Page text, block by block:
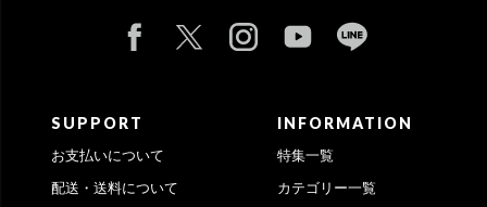
SUPPORT
お支払いについて
配送・送料について
INFORMATION
特集一覧
カテゴリー一覧